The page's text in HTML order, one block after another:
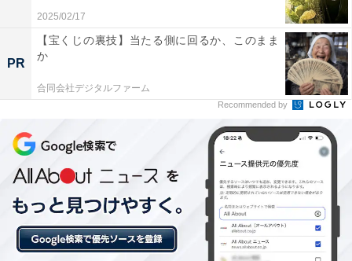
2025/02/17
PR
【宝くじの裏技】当たる側に回るか、このまま
か
合同会社デジタルファーム
Recommended by